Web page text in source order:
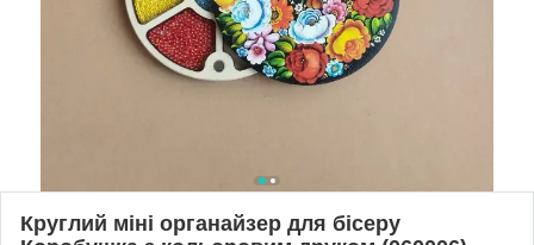
Круглий міні органайзер для бісеру